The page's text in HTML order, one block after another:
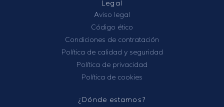
Legal
Aviso legal
Código ético
Condiciones de contratación
Política de calidad y seguridad
Política de privacidad
Política de cookies
¿Dónde estamos?